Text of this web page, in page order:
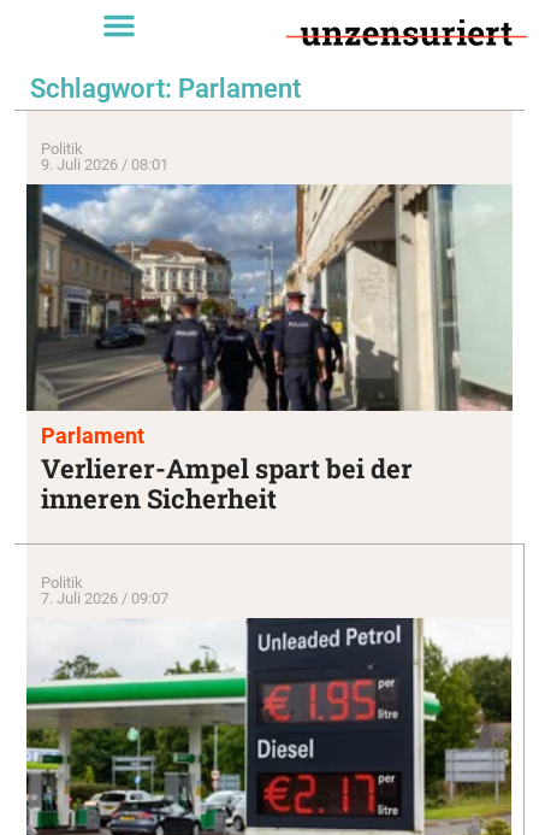
Schlagwort: Parlament
Politik
9. Juli 2026 / 08:01
Parlament
Verlierer-Ampel spart bei der
inneren Sicherheit
Politik
7. Juli 2026 / 09:07